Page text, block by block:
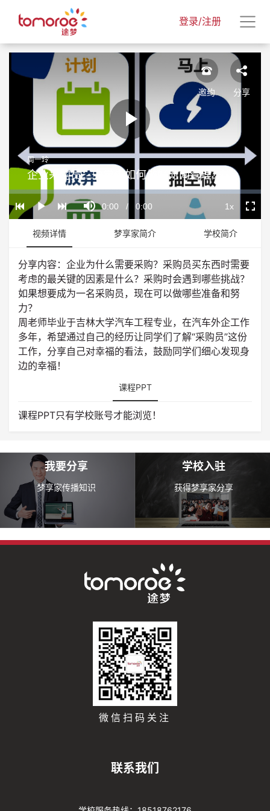
登录/注册
Play
Video
Play
Mute
Current
Time
0:00 / Duration
0:00
Loaded:
0%
Progress:
0%
Playback
Rate
1x
周一玲
企业采购员：中学生如何做好时间管理？
邀约 分享
视频详情 梦享家简介 学校简介
分享内容：企业为什么需要采购？采购员买东西时需要
考虑的最关键的因素是什么？采购时会遇到哪些挑战？
如果想要成为一名采购员，现在可以做哪些准备和努
力？
周老师毕业于吉林大学汽车工程专业，在汽车外企工作
多年，希望通过自己的经历让同学们了解“采购员”这份
工作，分享自己对幸福的看法，鼓励同学们细心发现身
边的幸福！
课程PPT
课程PPT只有学校账号才能浏览！
我要分享
梦享家传播知识
学校入驻
获得梦享家分享
微信扫码关注
联系我们